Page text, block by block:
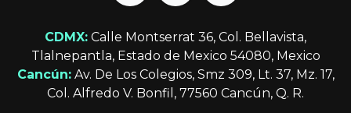
CDMX: Calle Montserrat 36, Col. Bellavista,
Tlalnepantla, Estado de Mexico 54080, Mexico
Cancún: Av. De Los Colegios, Smz 309, Lt. 37, Mz. 17,
Col. Alfredo V. Bonfil, 77560 Cancún, Q. R.